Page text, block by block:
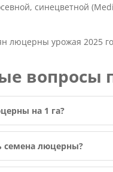
синецветной
люцерны урожая 2025
на 1 га?
семена люцерны?